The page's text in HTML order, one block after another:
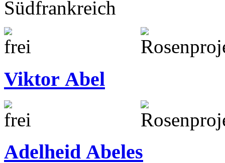
Südfrankreich
Viktor Abel
Adelheid Abeles